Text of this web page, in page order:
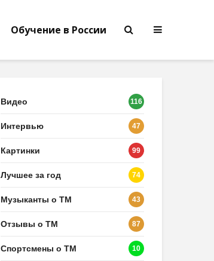
Обучение в России
Видео 116
Интервью 47
Картинки 99
Лучшее за год 74
Музыканты о ТМ 43
Отзывы о ТМ 87
Спортсмены о ТМ 10